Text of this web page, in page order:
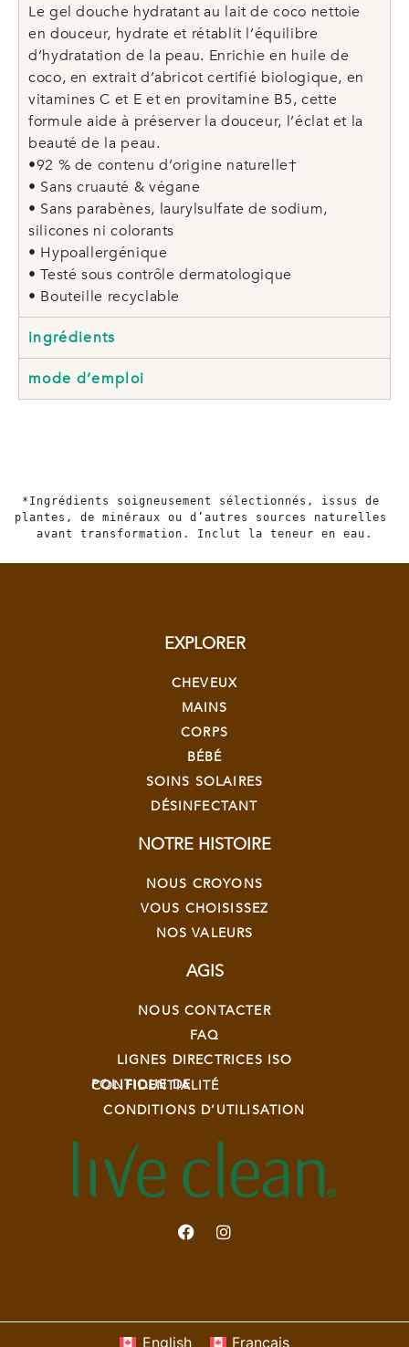
Le gel douche hydratant au lait de coco nettoie
en douceur, hydrate et rétablit l’équilibre
d’hydratation de la peau. Enrichie en huile de
coco, en extrait d’abricot certifié biologique, en
vitamines C et E et en provitamine B5, cette
formule aide à préserver la douceur, l’éclat et la
beauté de la peau.
•92 % de contenu d’origine naturelle†
• Sans cruauté & végane
• Sans parabènes, laurylsulfate de sodium,
silicones ni colorants
• Hypoallergénique
• Testé sous contrôle dermatologique
• Bouteille recyclable
ingrédients
mode d’emploi
*Ingrédients soigneusement sélectionnés, issus de
plantes, de minéraux ou d’autres sources naturelles
avant transformation. Inclut la teneur en eau.
EXPLORER
CHEVEUX
MAINS
CORPS
BÉBÉ
SOINS SOLAIRES
DÉSINFECTANT
NOTRE HISTOIRE
NOUS CROYONS
VOUS CHOISISSEZ
NOS VALEURS
AGIS
NOUS CONTACTER
FAQ
LIGNES DIRECTRICES ISO
POLITIQUE DE CONFIDENTIALITÉ
CONDITIONS D’UTILISATION
English Français